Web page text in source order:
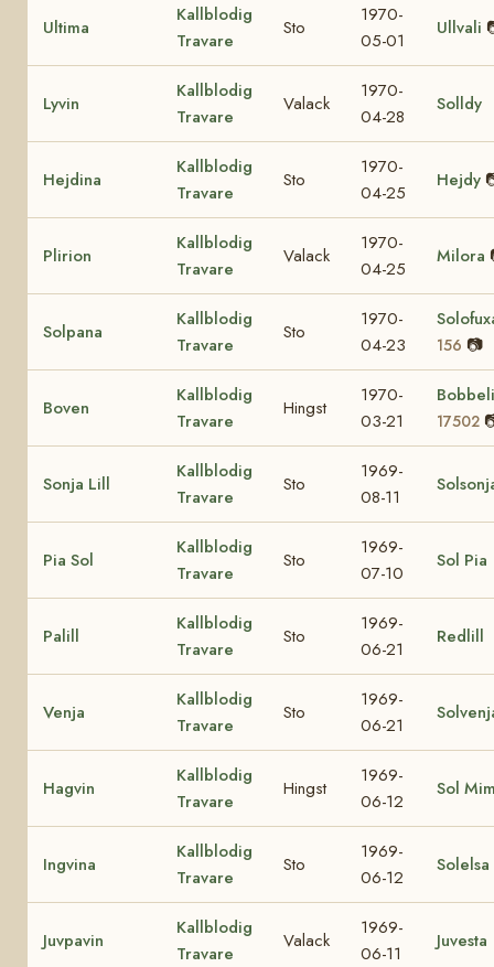
Ultima
Kallblodig
Travare
Sto
1970-
05-01
Ullvali
Lyvin
Kallblodig
Travare
Valack
1970-
04-28
Solldy
Hejdina
Kallblodig
Travare
Sto
1970-
04-25
Hejdy
Plirion
Kallblodig
Travare
Valack
1970-
04-25
Milora
Solpana
Kallblodig
Travare
Sto
1970-
04-23
156 📷
Boven
Kallblodig
Travare
Hingst
1970-
03-21
17502
Sonja Lill
Kallblodig
Travare
Sto
1969-
08-11
Pia Sol
Kallblodig
Travare
Sto
1969-
07-10
Sol Pia
Palill
Kallblodig
Travare
Sto
1969-
06-21
Redlill
Venja
Kallblodig
Travare
Sto
1969-
06-21
Hagvin
Kallblodig
Travare
Hingst
1969-
06-12
Sol
Ingvina
Kallblodig
Travare
Sto
1969-
06-12
Solelsa
Juvpavin
Kallblodig
Travare
Valack
1969-
06-11
Juvesta